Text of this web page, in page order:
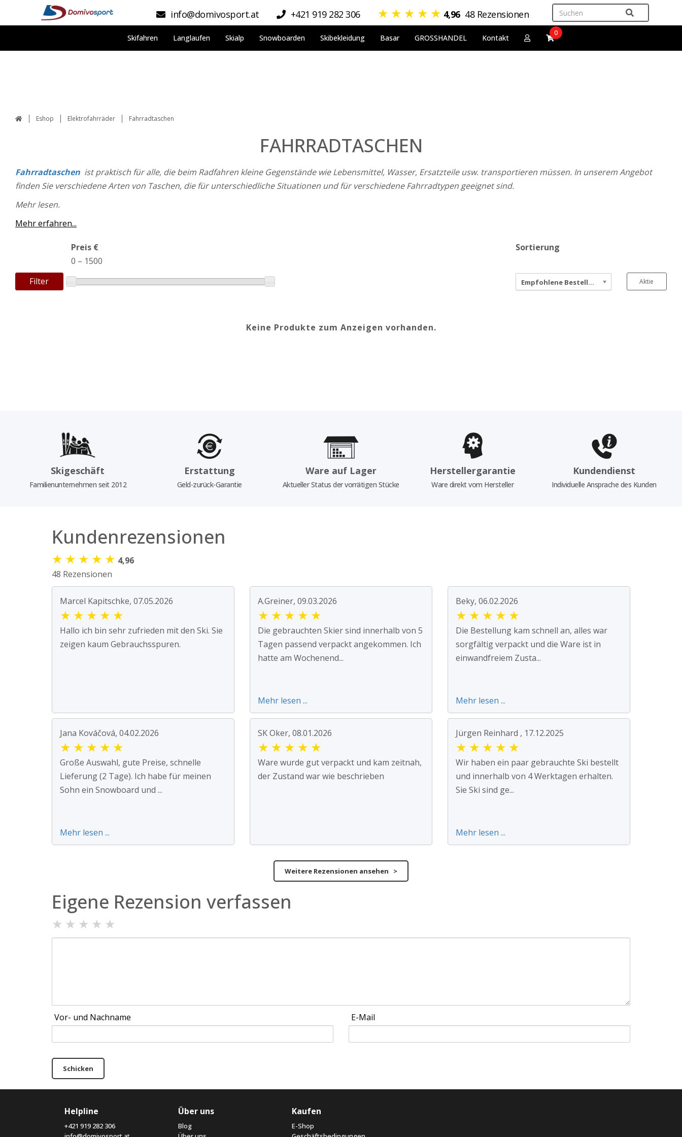
info@domivosport.at +421 919 282 306 ★ ★ ★ ★ ★ 4,96 48 Rezensionen
Skifahren Langlaufen Skialp Snowboarden Skibekleidung Basar GROSSHANDEL Kontakt
0
Eshop Elektrofahrräder Fahrradtaschen
FAHRRADTASCHEN
Fahrradtaschen ist praktisch für alle, die beim Radfahren kleine Gegenstände wie Lebensmittel, Wasser, Ersatzteile usw. transportieren müssen. In unserem Angebot
finden Sie verschiedene Arten von Taschen, die für unterschiedliche Situationen und für verschiedene Fahrradtypen geeignet sind.
Mehr lesen.
Mehr erfahren...
Filter
Preis €
0 – 1500
Sortierung
Empfohlene Bestellung Aktie
Keine Produkte zum Anzeigen vorhanden.
Skigeschäft
Familienunternehmen seit 2012
Erstattung
Geld-zurück-Garantie
Ware auf Lager
Aktueller Status der vorrätigen Stücke
Herstellergarantie
Ware direkt vom Hersteller
Kundendienst
Individuelle Ansprache des Kunden
Kundenrezensionen
★ ★ ★ ★ ★ 4,96
48 Rezensionen
Marcel Kapitschke, 07.05.2026
★ ★ ★ ★ ★
Hallo ich bin sehr zufrieden mit den Ski. Sie
zeigen kaum Gebrauchsspuren.
A.Greiner, 09.03.2026
★ ★ ★ ★ ★
Die gebrauchten Skier sind innerhalb von 5
Tagen passend verpackt angekommen. Ich
hatte am Wochenend...
Mehr lesen ...
Beky, 06.02.2026
★ ★ ★ ★ ★
Die Bestellung kam schnell an, alles war
sorgfältig verpackt und die Ware ist in
einwandfreiem Zusta...
Mehr lesen ...
Jana Kováčová, 04.02.2026
★ ★ ★ ★ ★
Große Auswahl, gute Preise, schnelle
Lieferung (2 Tage). Ich habe für meinen
Sohn ein Snowboard und ...
Mehr lesen ...
SK Oker, 08.01.2026
★ ★ ★ ★ ★
Ware wurde gut verpackt und kam zeitnah,
der Zustand war wie beschrieben
Jürgen Reinhard , 17.12.2025
★ ★ ★ ★ ★
Wir haben ein paar gebrauchte Ski bestellt
und innerhalb von 4 Werktagen erhalten.
Sie Ski sind ge...
Mehr lesen ...
Weitere Rezensionen ansehen >
Eigene Rezension verfassen
★ ★ ★ ★ ★
Vor- und Nachname E-Mail
Schicken
Helpline
+421 919 282 306
Über uns
Blog
Kaufen
E-Shop